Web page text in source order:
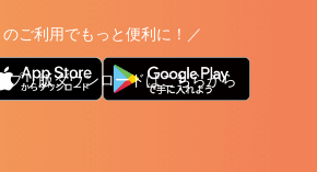
のご利用でもっと便利に！／
プリ版ダウンロードはこちらから